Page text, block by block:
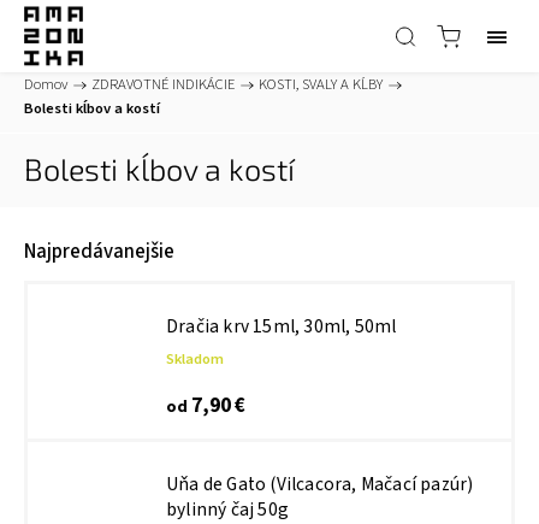
Domov / ZDRAVOTNÉ INDIKÁCIE / KOSTI, SVALY A KĹBY /
Bolesti kĺbov a kostí
Bolesti kĺbov a kostí
Najpredávanejšie
Dračia krv 15ml, 30ml, 50ml
Skladom
od 7,90 €
Uňa de Gato (Vilcacora, Mačací pazúr)
bylinný čaj 50g